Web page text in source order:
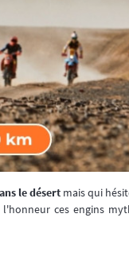
le désert mais qui
ces engins